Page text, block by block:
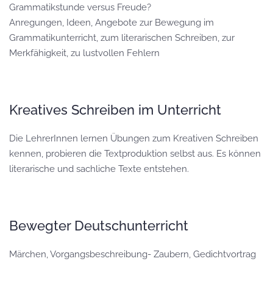
Grammatikstunde versus Freude?
Anregungen, Ideen, Angebote zur Bewegung im
Grammatikunterricht, zum literarischen Schreiben, zur
Merkfähigkeit, zu lustvollen Fehlern
Kreatives Schreiben im Unterricht
Die LehrerInnen lernen Übungen zum Kreativen Schreiben
kennen, probieren die Textproduktion selbst aus. Es können
literarische und sachliche Texte entstehen.
Bewegter Deutschunterricht
Märchen, Vorgangsbeschreibung- Zaubern, Gedichtvortrag